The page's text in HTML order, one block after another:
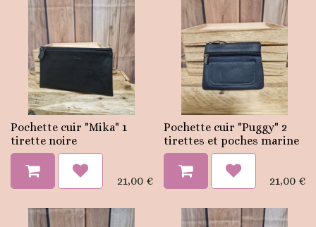
Pochette cuir "Mika" 1
tirette noire
21,00€
Pochette cuir "Puggy" 2
tirettes et poches marine
21,00 €